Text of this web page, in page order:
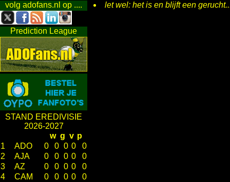
volg adofans.nl op ....
Prediction League
STAND EREDIVISIE
2026-2027
w g v p
1
ADO 0 0 0 0
0
2
AJA 0 0 0 0
0
3
AZ 0 0 0 0
0
4
CAM 0 0 0 0
0
let wel: het is en blijft een